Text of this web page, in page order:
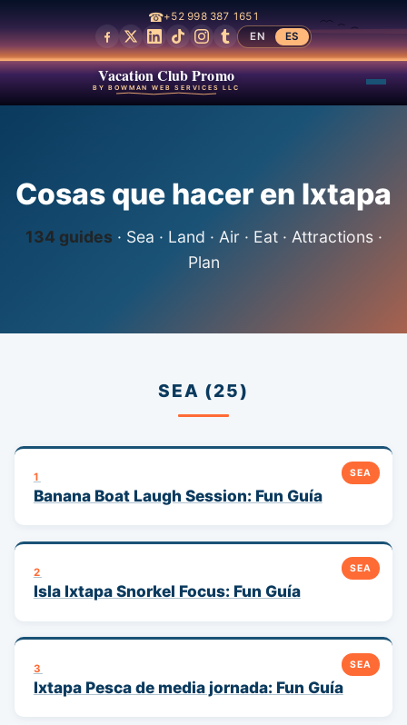
☎+52 998 387 1651
EN
ES
Vacation Club Promo
BY BOWMAN WEB SERVICES LLC
Cosas que hacer en Ixtapa
134 guides · Sea · Land · Air · Eat · Attractions ·
Plan
SEA (25)
SEA
1
Banana Boat Laugh Session: Fun Guía
SEA
2
Isla Ixtapa Snorkel Focus: Fun Guía
SEA
3
Ixtapa Pesca de media jornada: Fun Guía